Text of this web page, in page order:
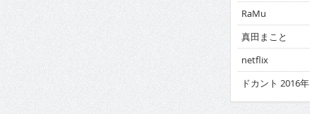
RaMu
真田まこと
netflix
ドカント 2016年